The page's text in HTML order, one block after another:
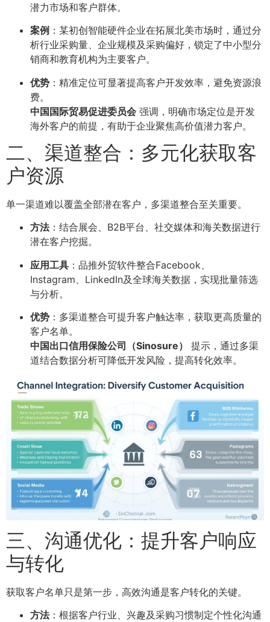
潜力市场和客户群体。
案例 ：某初创智能硬件企业在拓展北美市场时，通过分
析行业采购量、企业规模及采购偏好，锁定了中小型分
销商和教育机构为主要客户。
优势 ：精准定位可显著提高客户开发效率，避免资源浪
费。
中国国际贸易促进委员会 强调，明确市场定位是开发
海外客户的前提，有助于企业聚焦高价值潜力客户。
二、渠道整合：多元化获取客
户资源
单一渠道难以覆盖全部潜在客户，多渠道整合至关重要。
方法：结合展会、B2B平台、社交媒体和海关数据进行
潜在客户挖掘。
应用工具 ：品推外贸软件整合Facebook、
Instagram、LinkedIn及全球海关数据，实现批量筛选
与分析。
优势 ：多渠道整合可提升客户触达率，获取更高质量的
客户名单。
中国出口信用保险公司（Sinosure）
提示，通过多渠
道结合数据分析可降低开发风险，提高转化效率。
三、沟通优化：提升客户响应
与转化
获取客户名单只是第一步，高效沟通是客户转化的关键。
方法：根据客户行业、兴趣及采购习惯制定个性化沟通